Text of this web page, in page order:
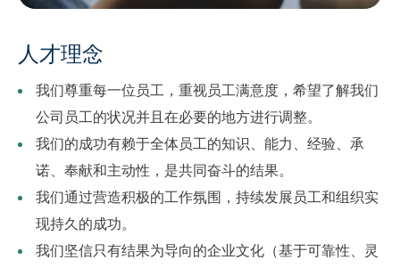
人才理念
我们尊重每一位员工，重视员工满意度，希望了解我们
公司员工的状况并且在必要的地方进行调整。
我们的成功有赖于全体员工的知识、能力、经验、承
诺、奉献和主动性，是共同奋斗的结果。
我们通过营造积极的工作氛围，持续发展员工和组织实
现持久的成功。
我们坚信只有结果为导向的企业文化（基于可靠性、灵